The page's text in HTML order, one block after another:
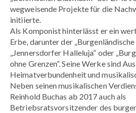
wegweisende Projekte für die
initiierte.
Als Komponist hinterlässt er ein
Erbe, darunter der
„Jennersdorfer Halleluja“ oder
ohne Grenzen“. Seine Werke sind
Heimatverbundenheit und
Neben seinen musikalischen
Reinhold Buchas ab 2017 auch als
Betriebsratsvorsitzender des